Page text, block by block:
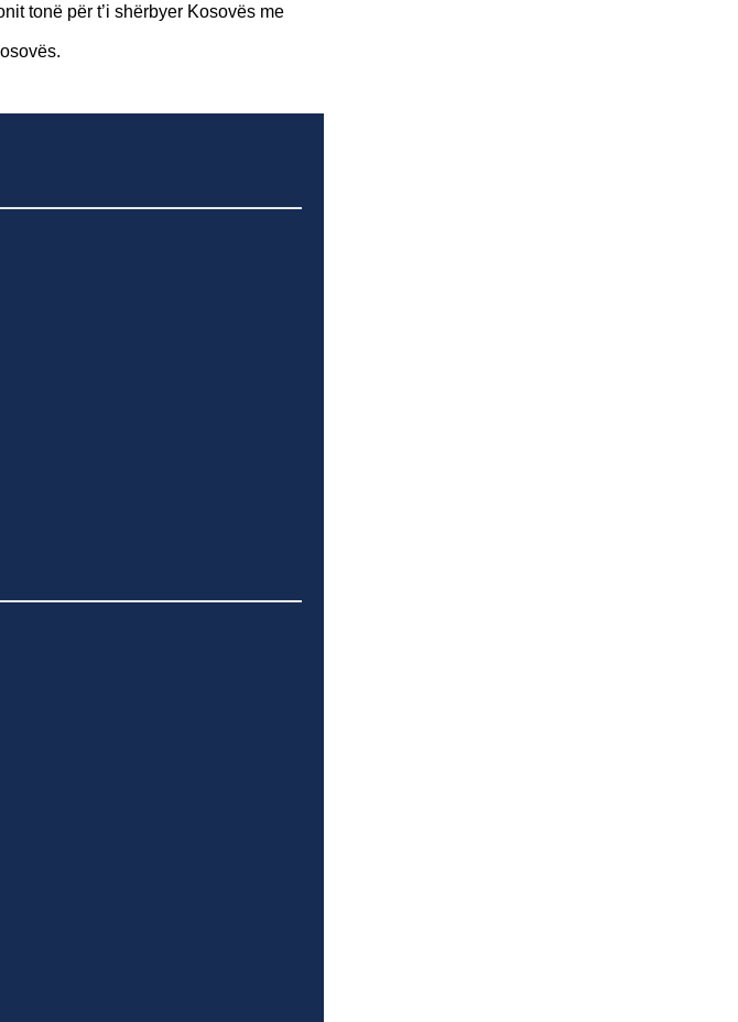
tonë për t’i shërbyer Kosovës me